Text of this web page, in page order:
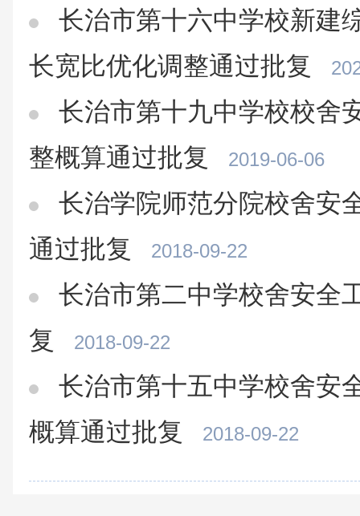
长治市第十六中学校新建
长宽比优化调整通过批复
长治市第十九中学校校舍
整概算通过批复
2019-06-06
长治学院师范分院校舍安
通过批复
2018-09-22
长治市第二中学校舍安全
复
2018-09-22
长治市第十五中学校舍安
概算通过批复
2018-09-22